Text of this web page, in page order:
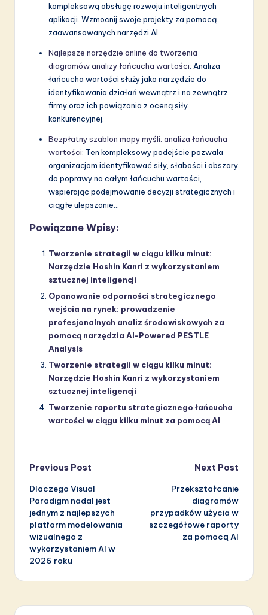
kompleksową obsługę rozwoju inteligentnych
aplikacji. Wzmocnij swoje projekty za pomocą
zaawansowanych narzędzi AI.
Najlepsze narzędzie online do tworzenia
diagramów analizy łańcucha wartości: Analiza
łańcucha wartości służy jako narzędzie do
identyfikowania działań wewnątrz i na zewnątrz
firmy oraz ich powiązania z oceną siły
konkurencyjnej.
Bezpłatny szablon mapy myśli: analiza łańcucha
wartości: Ten kompleksowy podejście pozwala
organizacjom identyfikować siły, słabości i obszary
do poprawy na całym łańcuchu wartości,
wspierając podejmowanie decyzji strategicznych i
ciągłe ulepszanie…
Powiązane Wpisy:
Tworzenie strategii w ciągu kilku minut:
Narzędzie Hoshin Kanri z wykorzystaniem
sztucznej inteligencji
Opanowanie odporności strategicznego
wejścia na rynek: prowadzenie
profesjonalnych analiz środowiskowych za
pomocą narzędzia AI-Powered PESTLE
Analysis
Tworzenie strategii w ciągu kilku minut:
Narzędzie Hoshin Kanri z wykorzystaniem
sztucznej inteligencji
Tworzenie raportu strategicznego łańcucha
wartości w ciągu kilku minut za pomocą AI
Post
navigation
Previous Post
Dlaczego Visual
Paradigm nadal jest
jednym z najlepszych
platform modelowania
wizualnego z
wykorzystaniem AI w
2026 roku
Next Post
Przekształcanie
diagramów
przypadków użycia w
szczegółowe raporty
za pomocą AI